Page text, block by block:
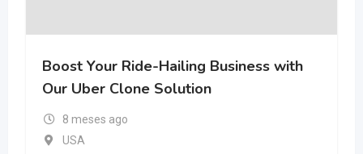
Boost Your Ride-Hailing Business with
Our Uber Clone Solution
8 meses ago
USA